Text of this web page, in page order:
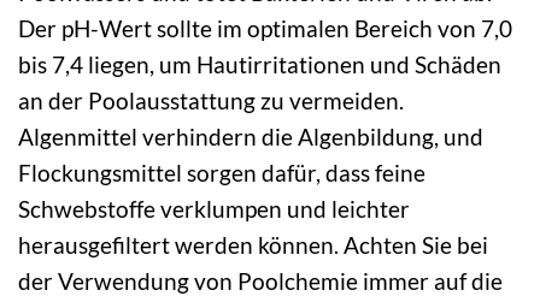
Der pH-Wert sollte im optimalen Bereich von 7,0
bis 7,4 liegen, um Hautirritationen und Schäden
an der Poolausstattung zu vermeiden.
Algenmittel verhindern die Algenbildung, und
Flockungsmittel sorgen dafür, dass feine
Schwebstoffe verklumpen und leichter
herausgefiltert werden können. Achten Sie bei
der Verwendung von Poolchemie immer auf die